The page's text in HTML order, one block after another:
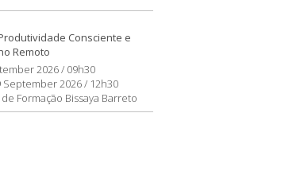
Consciente e
Remoto
2026 / 09h30
September 2026 / 12h30
Formação Bissaya Barreto